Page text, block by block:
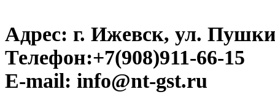
Адрес: г. Ижевск, ул.
Телефон:+7(908)911-66-15
E-mail: info@nt-gst.ru